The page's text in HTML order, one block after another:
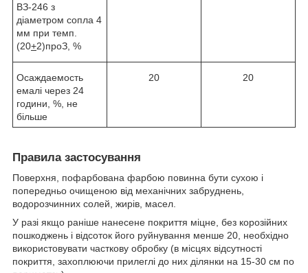
ВЗ-246 з
діаметром сопла 4
мм при темп.
(20+2)проЗ, %
Осаждаемость
емалі через 24
години, %, не
більше
20 20
Правила застосування
Поверхня, пофарбована фарбою повинна бути сухою і
попередньо очищеною від механічних забруднень,
водорозчинних солей, жирів, масел.
У разі якщо раніше нанесене покриття міцне, без корозійних
пошкоджень і відсоток його руйнування менше 20, необхідно
використовувати часткову обробку (в місцях відсутності
покриття, захоплюючи прилеглі до них ділянки на 15-30 см по